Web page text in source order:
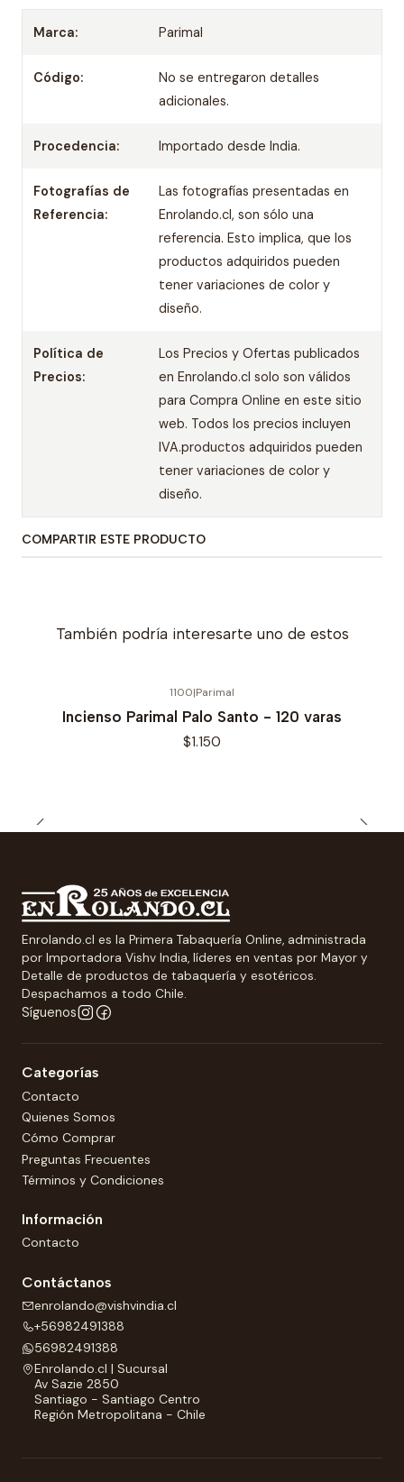
Marca: Parimal
Código:
No se entregaron detalles
adicionales.
Procedencia: Importado desde India.
Fotografías de
Referencia:
Las fotografías presentadas en
Enrolando.cl, son sólo una
referencia. Esto implica, que los
productos adquiridos pueden
tener variaciones de color y
diseño.
Política de
Precios:
Los Precios y Ofertas publicados
en Enrolando.cl solo son válidos
para Compra Online en este sitio
web. Todos los precios incluyen
IVA.productos adquiridos pueden
tener variaciones de color y
diseño.
COMPARTIR ESTE PRODUCTO
También podría interesarte uno de estos
1100|Parimal
Incienso Parimal Palo Santo - 120 varas
$1.150
Enrolando.cl es la Primera Tabaquería Online, administrada
por Importadora Vishv India, líderes en ventas por Mayor y
Detalle de productos de tabaquería y esotéricos.
Despachamos a todo Chile.
Síguenos
Categorías
Contacto
Quienes Somos
Cómo Comprar
Preguntas Frecuentes
Términos y Condiciones
Información
Contacto
Contáctanos
enrolando@vishvindia.cl
+56982491388
56982491388
Enrolando.cl | Sucursal
Av Sazie 2850
Santiago - Santiago Centro
Región Metropolitana - Chile